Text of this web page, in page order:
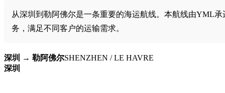
从深圳到勒阿佛尔是一条重要的海运航线。本航线由YML
务，满足不同客户的运输需求。
深圳 → 勒阿佛尔SHENZHEN / LE HAVRE
深圳